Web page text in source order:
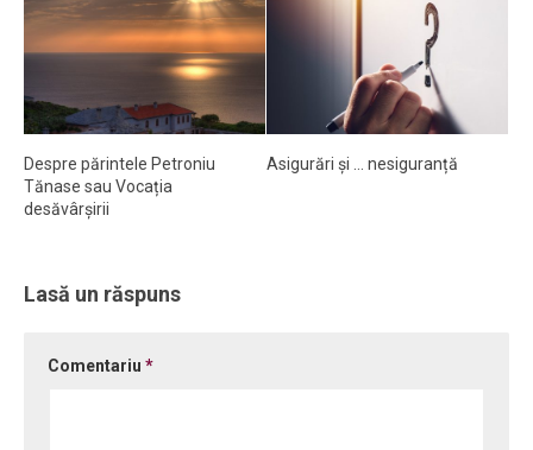
Despre părintele Petroniu
Tănase sau Vocația
desăvârșirii
Asigurări și … nesiguranță
Lasă un răspuns
Comentariu *